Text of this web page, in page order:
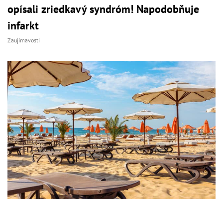
opísali zriedkavý syndróm! Napodobňuje
infarkt
Zaujímavosti